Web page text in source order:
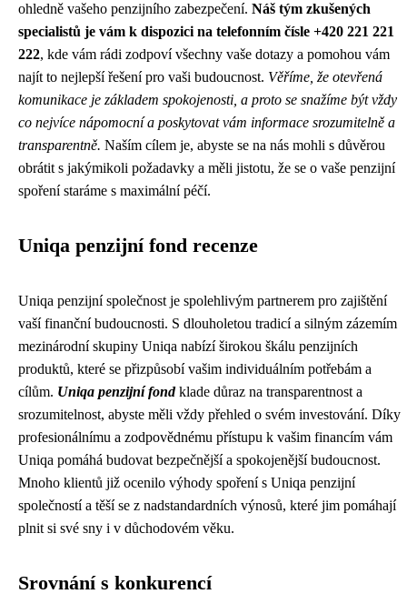
ohledně vašeho penzijního zabezpečení. Náš tým zkušených
specialistů je vám k dispozici na telefonním čísle +420 221 221
222, kde vám rádi zodpoví všechny vaše dotazy a pomohou vám
najít to nejlepší řešení pro vaši budoucnost. Věříme, že otevřená
komunikace je základem spokojenosti, a proto se snažíme být vždy
co nejvíce nápomocní a poskytovat vám informace srozumitelně a
transparentně. Naším cílem je, abyste se na nás mohli s důvěrou
obrátit s jakýmikoli požadavky a měli jistotu, že se o vaše penzijní
spoření staráme s maximální péčí.
Uniqa penzijní fond recenze
Uniqa penzijní společnost je spolehlivým partnerem pro zajištění
vaší finanční budoucnosti. S dlouholetou tradicí a silným zázemím
mezinárodní skupiny Uniqa nabízí širokou škálu penzijních
produktů, které se přizpůsobí vašim individuálním potřebám a
cílům. Uniqa penzijní fondklade důraz na transparentnost a
srozumitelnost, abyste měli vždy přehled o svém investování. Díky
profesionálnímu a zodpovědnému přístupu k vašim financím vám
Uniqa pomáhá budovat bezpečnější a spokojenější budoucnost.
Mnoho klientů již ocenilo výhody spoření s Uniqa penzijní
společností a těší se z nadstandardních výnosů, které jim pomáhají
plnit si své sny i v důchodovém věku.
Srovnání s konkurencí